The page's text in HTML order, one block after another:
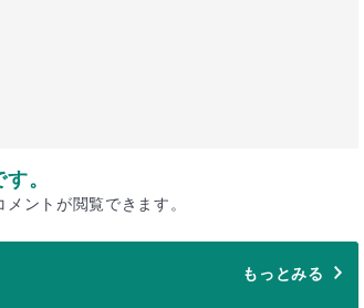
。
ントが閲覧できます。
もっとみる